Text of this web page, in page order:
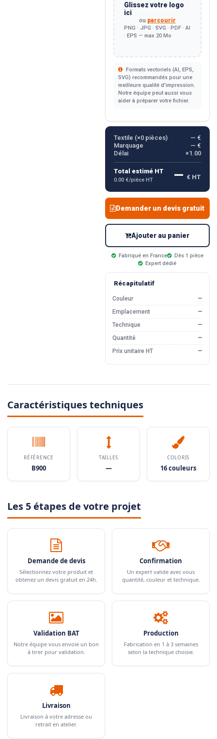
Glissez votre logo
ici
ou parcourir
PNG · JPG · SVG · PDF · AI
· EPS — max 20 Mo
Formats vectoriels (AI, EPS,
SVG) recommandés pour une
meilleure qualité d'impression.
Notre équipe peut aussi vous
aider à préparer votre fichier.
Textile (×0pièces)
— €
Marquage
— €
Délai
×1.00
Total estimé HT
0.00 €/pièce HT — € HT
Demander un devis gratuit
Ajouter au panier
Fabriqué en France
Dès 1 pièce
Expert dédié
Récapitulatif
Couleur
—
Emplacement
—
Technique
—
Quantité
—
Prix unitaire HT
—
Caractéristiques techniques
RÉFÉRENCE
B900
TAILLES
—
COLORIS
16 couleurs
Les 5 étapes de votre projet
Demande de devis
Sélectionnez votre produit et
obtenez un devis gratuit en 24h.
Confirmation
Un expert valide avec vous
quantité, couleur et technique.
Validation BAT
Notre équipe vous envoie un bon
à tirer pour validation.
Production
Fabrication en 1 à 3 semaines
selon la technique choisie.
Livraison
Livraison à votre adresse ou
retrait en atelier.